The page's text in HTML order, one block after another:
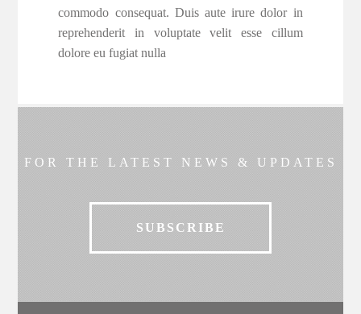
commodo consequat. Duis aute irure dolor in
reprehenderit in voluptate velit esse cillum
dolore eu fugiat nulla
FOR THE LATEST NEWS & UPDATES
SUBSCRIBE